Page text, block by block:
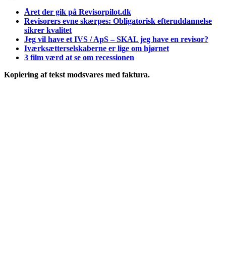
Året der gik på Revisorpilot.dk
Revisorers evne skærpes: Obligatorisk efteruddannelse
sikrer kvalitet
Jeg vil have et IVS / ApS – SKAL jeg have en revisor?
Iværksætterselskaberne er lige om hjørnet
3 film værd at se om recessionen
Kopiering af tekst modsvares med faktura.